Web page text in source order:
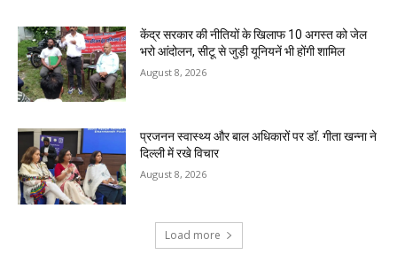
केंद्र सरकार की नीतियों के खिलाफ 10 अगस्त को जेल
भरो आंदोलन, सीटू से जुड़ी यूनियनें भी होंगी शामिल
August 8, 2026
प्रजनन स्वास्थ्य और बाल अधिकारों पर डॉ. गीता खन्ना ने
दिल्ली में रखे विचार
August 8, 2026
Load more